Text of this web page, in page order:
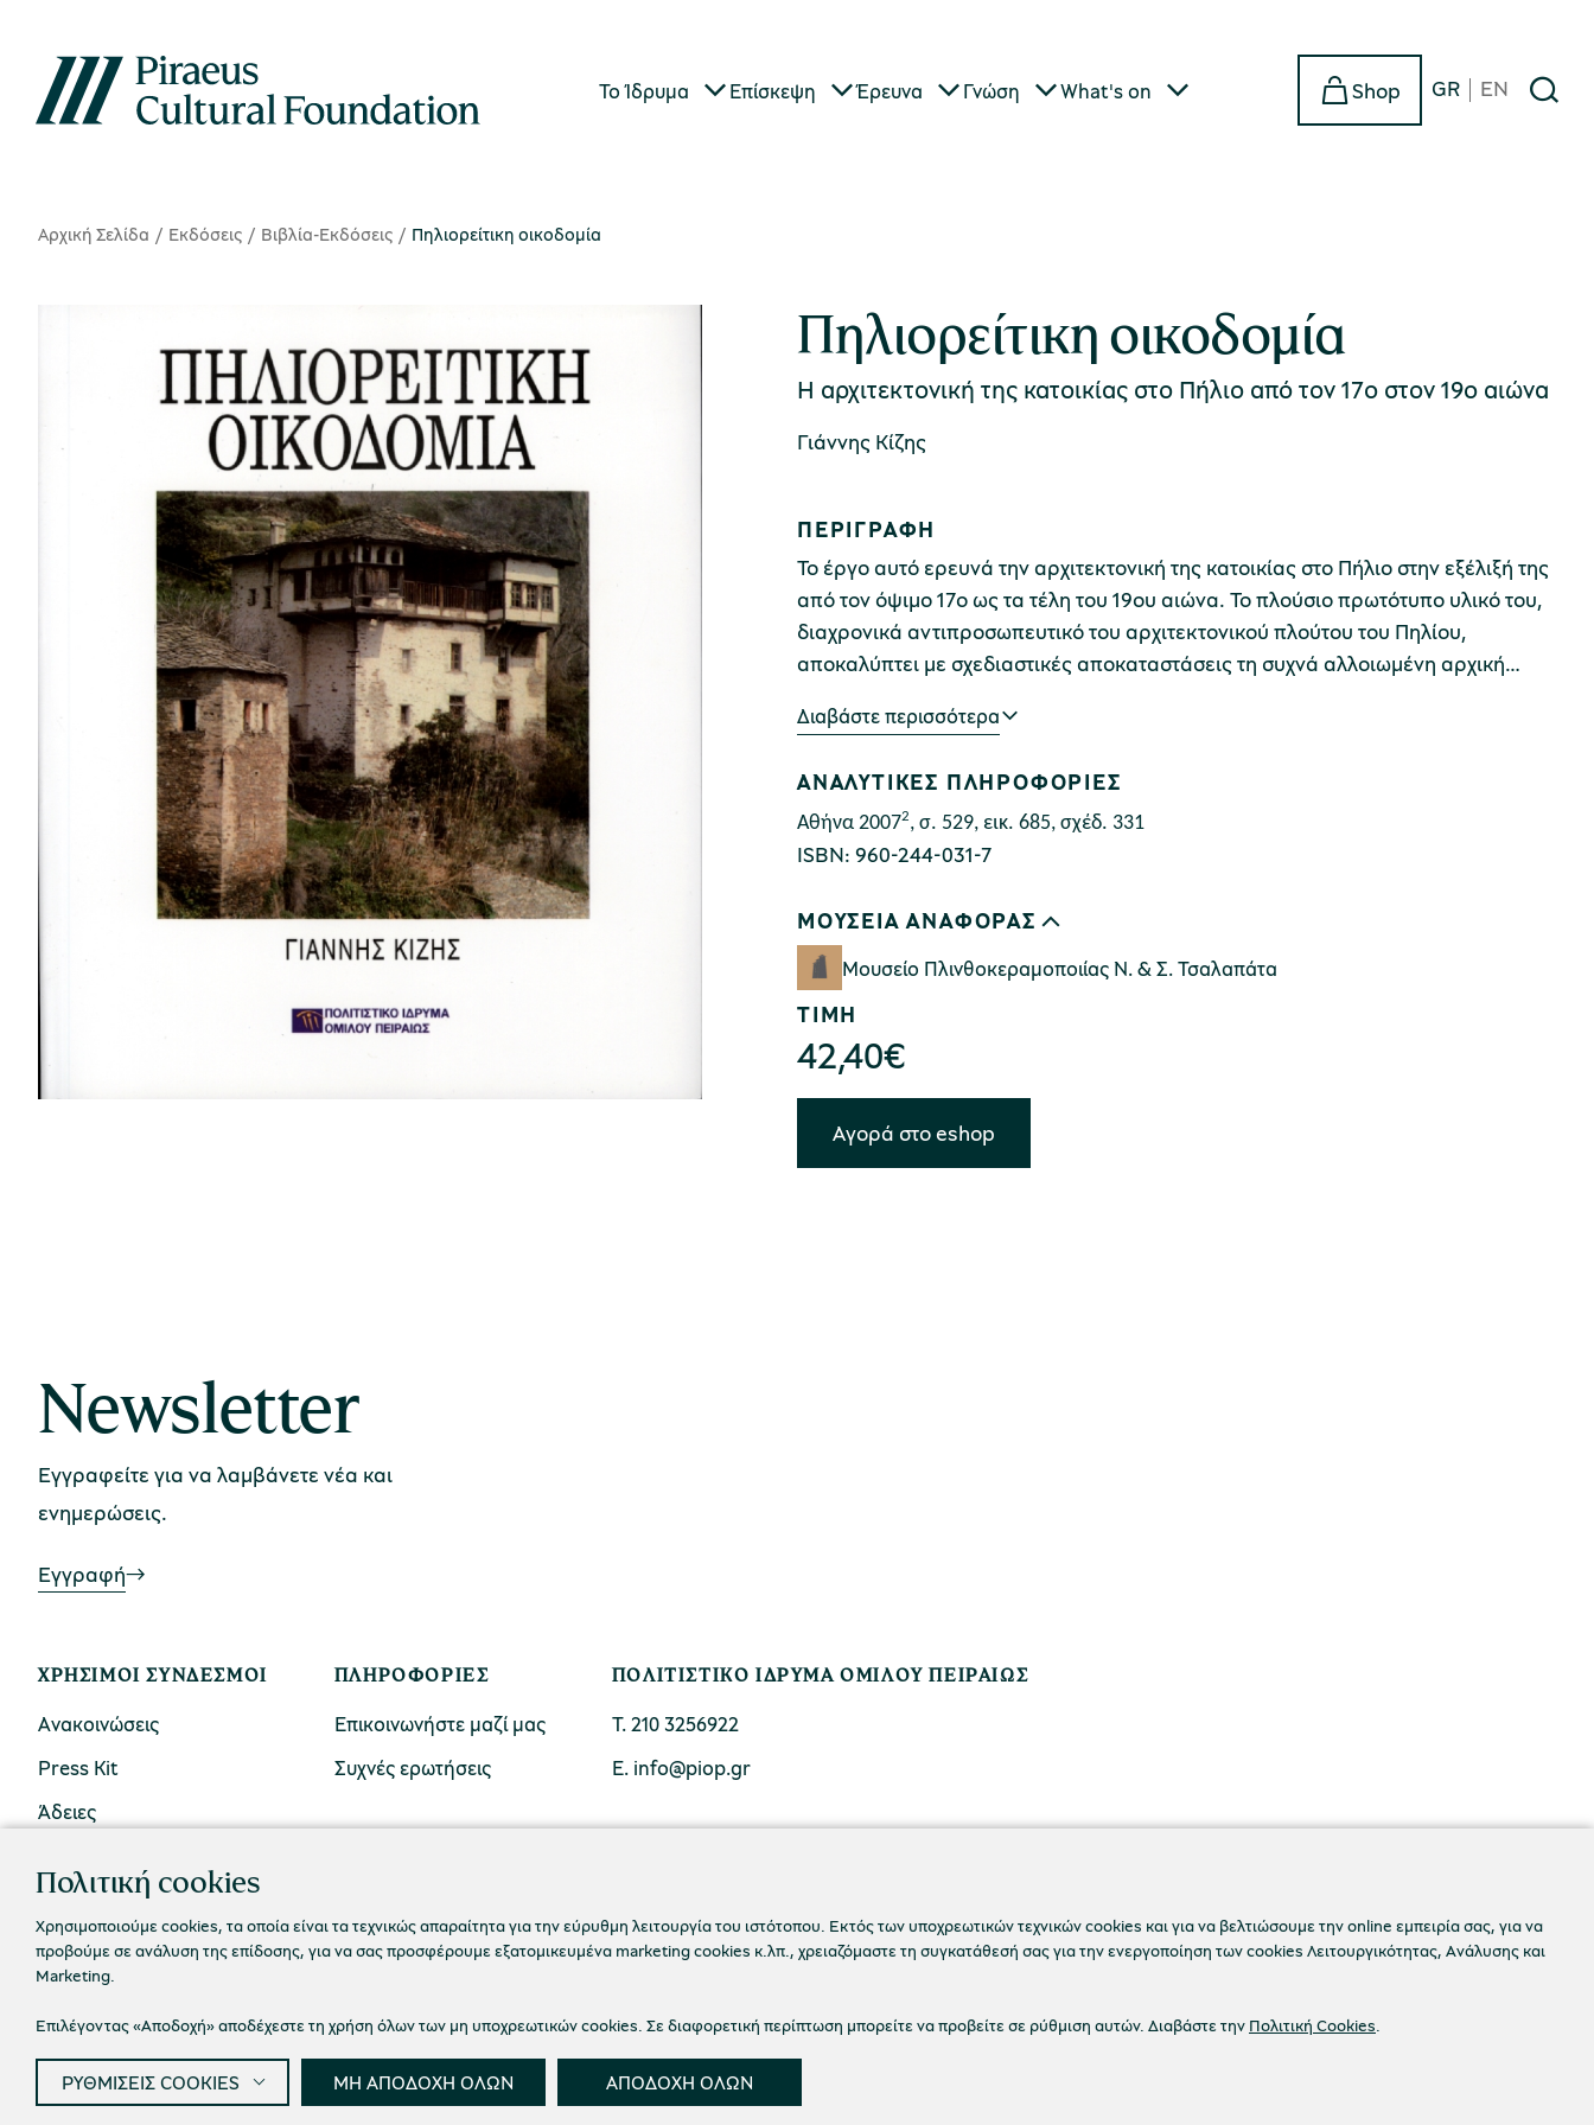
Το Ίδρυμα Επίσκεψη Έρευνα Γνώση What's on Shop GR EN
Αρχική Σελίδα Εκδόσεις Βιβλία-Εκδόσεις Πηλιορείτικη οικοδομία
Πηλιορείτικη οικοδομία
Η αρχιτεκτονική της κατοικίας στο Πήλιο από τον 17ο στον 19ο αιώνα
Γιάννης Κίζης
ΠΕΡΙΓΡΑΦΗ
Το έργο αυτό ερευνά την αρχιτεκτονική της κατοικίας στο Πήλιο στην εξέλιξή της
από τον όψιμο 17ο ως τα τέλη του 19ου αιώνα. Το πλούσιο πρωτότυπο υλικό του,
διαχρονικά αντιπροσωπευτικό του αρχιτεκτονικού πλούτου του Πηλίου,
αποκαλύπτει με σχεδιαστικές αποκαταστάσεις τη συχνά αλλοιωμένη αρχική
διακρίνουν το γνήσιο από το επίπλαστο και να κατανοήσουν τις ιλιγγιώδεις
και τη μεταβιομηχανική κοινωνία.
Διαβάστε περισσότερα
ΑΝΑΛΥΤΙΚΕΣ ΠΛΗΡΟΦΟΡΙΕΣ
Αθήνα 20072, σ. 529, εικ. 685, σχέδ. 331
ISBN: 960-244-031-7
ΜΟΥΣΕΙΑ ΑΝΑΦΟΡΑΣ
Μουσείο Πλινθοκεραμοποιίας N. & Σ. Τσαλαπάτα
ΤΙΜΗ
42,40€
Αγορά στο eshop
Newsletter
Εγγραφείτε για να λαμβάνετε νέα και
ενημερώσεις.
Εγγραφή
ΧΡΉΣΙΜΟΙ ΣΎΝΔΕΣΜΟΙ
Ανακοινώσεις
Press Kit
Άδειες
ΠΛΗΡΟΦΟΡΊΕΣ
Επικοινωνήστε μαζί μας
Συχνές ερωτήσεις
ΠΟΛΙΤΙΣΤΙΚΟ ΙΔΡΥΜΑ ΟΜΙΛΟΥ ΠΕΙΡΑΙΩΣ
Τ. 210 3256922
Ε. info@piop.gr
ΣΥΝΔΕΘΕΙΤΕ ΜΑΖΙ ΜΑΣ
© 2026 Πολιτιστικό Ίδρυμα Ομίλου Πειραιώς Πολιτική απορρήτου Όροι χρήσης
Πολιτική cookies
Χρησιμοποιούμε cookies, τα οποία είναι τα τεχνικώς απαραίτητα για την εύρυθμη λειτουργία του ιστότοπου. Εκτός των υποχρεωτικών τεχνικών cookies και για να βελτιώσουμε την online εμπειρία σας, για να
προβούμε σε ανάλυση της επίδοσης, για να σας προσφέρουμε εξατομικευμένα marketing cookies κ.λπ., χρειαζόμαστε τη συγκατάθεσή σας για την ενεργοποίηση των cookies Λειτουργικότητας, Ανάλυσης και
Marketing.
Επιλέγοντας «Αποδοχή» αποδέχεστε τη χρήση όλων των μη υποχρεωτικών cookies. Σε διαφορετική περίπτωση μπορείτε να προβείτε σε ρύθμιση αυτών. Διαβάστε την Πολιτική Cookies.
ΡΥΘΜΙΣΕΙΣ COOKIES ΜΗ ΑΠΟΔΟΧΗ ΟΛΩΝ ΑΠΟΔΟΧΗ ΟΛΩΝ